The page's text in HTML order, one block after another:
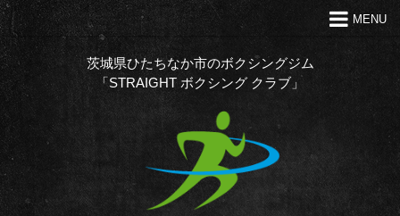
クラブの特徴
代表あいさつ
Ｑ＆Ａ
入会案内
お問い合わせ
MENU
茨城県ひたちなか市のボクシングジム
「STRAIGHT ボクシング クラブ」